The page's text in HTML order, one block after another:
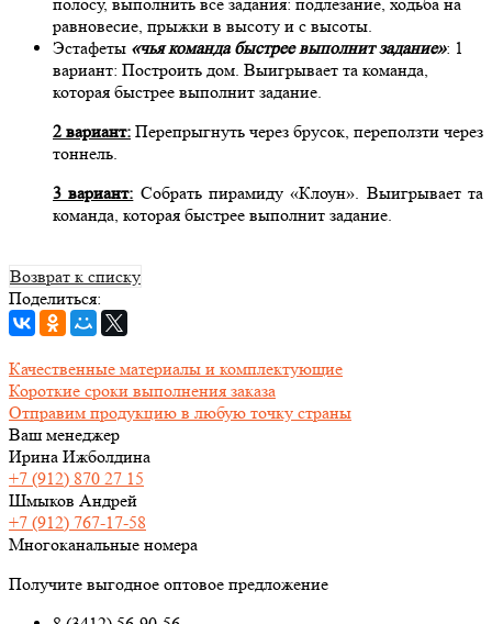
полосу, выполнить все задания: подлезание, ходьба на
равновесие, прыжки в высоту и с высоты.
Эстафеты «чья команда быстрее выполнит задание»: 1
вариант: Построить дом. Выигрывает та команда,
которая быстрее выполнит задание.
2 вариант: Перепрыгнуть через брусок, переползти через
тоннель.
3 вариант: Собрать пирамиду «Клоун». Выигрывает та
команда, которая быстрее выполнит задание.
Возврат к списку
Поделиться:
Качественные материалы и комплектующие
Короткие сроки выполнения заказа
Отправим продукцию в любую точку страны
Ваш менеджер
Ирина Ижболдина
+7 (912) 870 27 15
Шмыков Андрей
+7 (912) 767-17-58
Многоканальные номера
Получите выгодное оптовое предложение